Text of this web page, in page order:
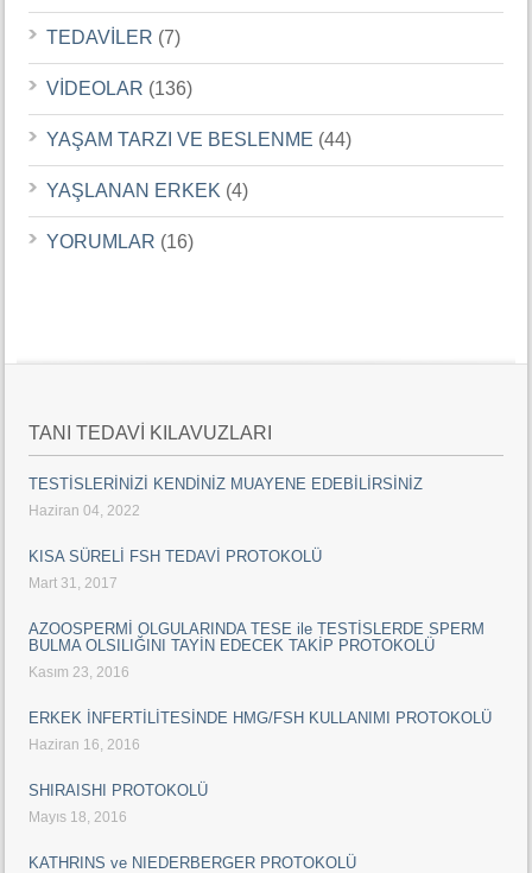
TEDAVİLER (7)
VİDEOLAR (136)
YAŞAM TARZI VE BESLENME (44)
YAŞLANAN ERKEK (4)
YORUMLAR (16)
TANI TEDAVİ KILAVUZLARI
TESTİSLERİNİZİ KENDİNİZ MUAYENE EDEBİLİRSİNİZ
Haziran 04, 2022
KISA SÜRELİ FSH TEDAVİ PROTOKOLÜ
Mart 31, 2017
AZOOSPERMİ OLGULARINDA TESE ile TESTİSLERDE SPERM
BULMA OLSILIĞINI TAYİN EDECEK TAKİP PROTOKOLÜ
Kasım 23, 2016
ERKEK İNFERTİLİTESİNDE HMG/FSH KULLANIMI PROTOKOLÜ
Haziran 16, 2016
SHIRAISHI PROTOKOLÜ
Mayıs 18, 2016
KATHRINS ve NIEDERBERGER PROTOKOLÜ